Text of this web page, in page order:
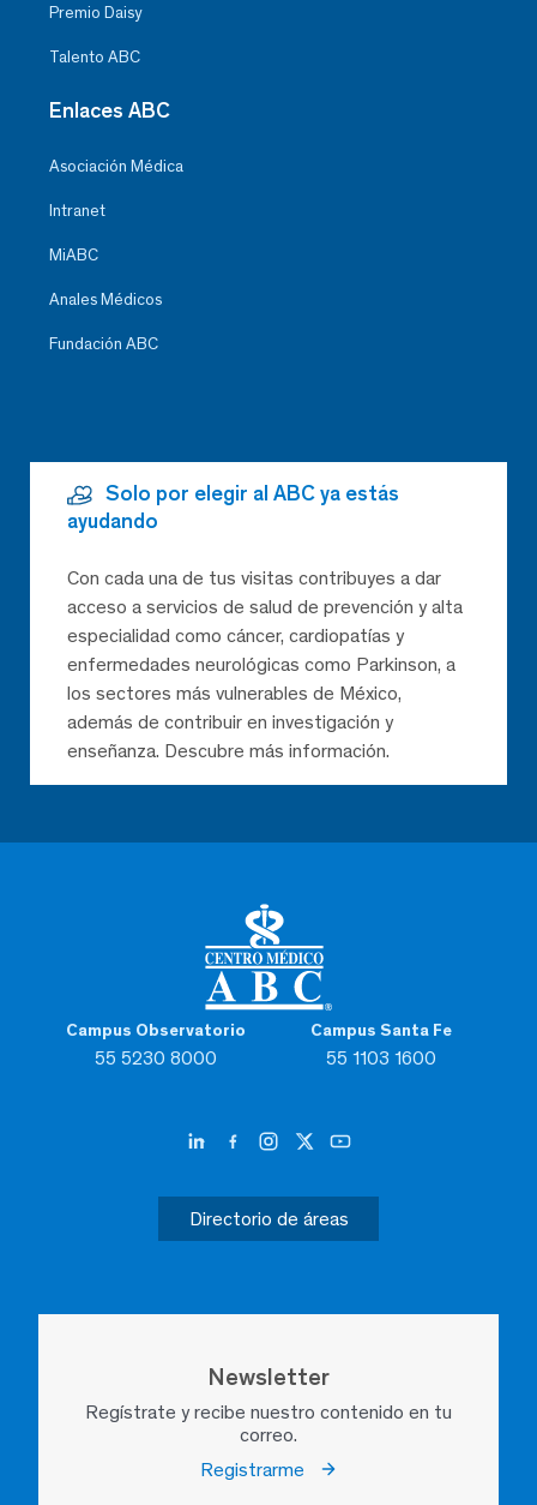
Campus Observatorio
55 5230 8000
Campus Santa Fe
55 1103 1600
Directorio de áreas
Newsletter
Regístrate y recibe nuestro contenido en tu
correo.
Registrarme
Premio Daisy
Talento ABC
Enlaces ABC
Asociación Médica
Intranet
MiABC
Anales Médicos
Fundación ABC
Solo por elegir al ABC ya estás
ayudando
Con cada una de tus visitas contribuyes a dar
acceso a servicios de salud de prevención y alta
especialidad como cáncer, cardiopatías y
enfermedades neurológicas como Parkinson, a
los sectores más vulnerables de México,
además de contribuir en investigación y
enseñanza. Descubre más información.